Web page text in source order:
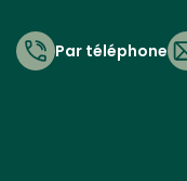
Par téléphone